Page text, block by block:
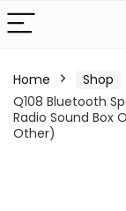
Home Shop
Q108 Bluetooth
Radio Sound Box
Other)